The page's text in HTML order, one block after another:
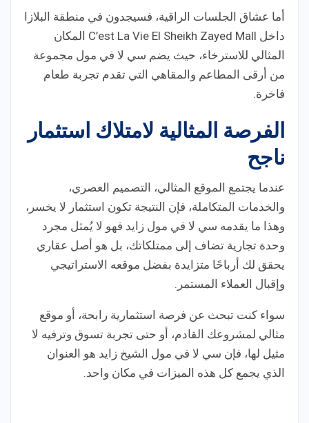
أما عشاق الجلسات الراقية، فسيجدون في منطقة البلازا
داخل C’est La Vie El Sheikh Zayed Mall المكان
المثالي للاسترخاء، حيث يضم سي لا في مول مجموعة
من أرقى المطاعم والمقاهي التي تقدم تجربة طعام
فاخرة.
الفرصة المثالية لامتلاك استثمار
ناجح
عندما يجتمع الموقع المثالي، التصميم العصري،
والخدمات المتكاملة، فإن النتيجة تكون استثمار لا يخسر،
وهذا ما يقدمه سي لا في مول زايد فهو لا يُمثل مجرد
وحدة تجارية تضاف إلى ممتلكاتك، بل هو أصل عقاري
يحقق لك أرباحًا متزايدة بفضل موقعه الاستراتيجي
وإقبال العملاء المستمر.
سواء كنت تبحث عن فرصة استثمارية رابحة، أو موقع
مثالي لمشروعك القادم، أو حتى تجربة تسوق وترفيه لا
مثيل لها، فإن سي لا في مول الشيخ زايد هو العنوان
الذي يجمع كل هذه الميزات في مكان واحد.